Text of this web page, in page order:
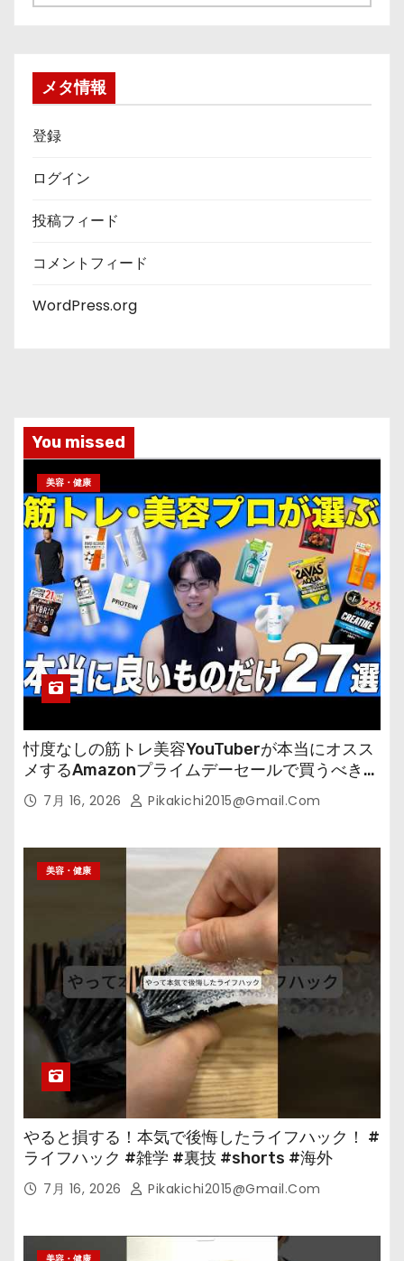
テ
メタ情報
登録
ログイン
投稿フィード
コメントフィード
WordPress.org
You missed
美容・健康
忖度なしの筋トレ美容YouTuberが本当にオスス
メするAmazonプライムデーセールで買うべきも
の 7月 16, 2026 Pikakichi2015@gmail.com
美容・健康
やると損する！本気で後悔したライフハック！ #
ライフハック #雑学 #裏技 #shorts #海外
7月 16, 2026 Pikakichi2015@gmail.com